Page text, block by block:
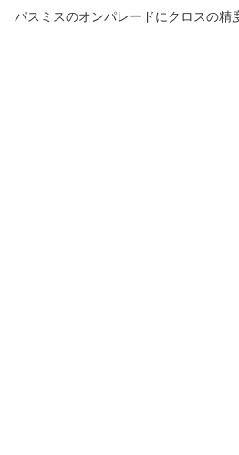
パスミスのオンパレードにクロスの精